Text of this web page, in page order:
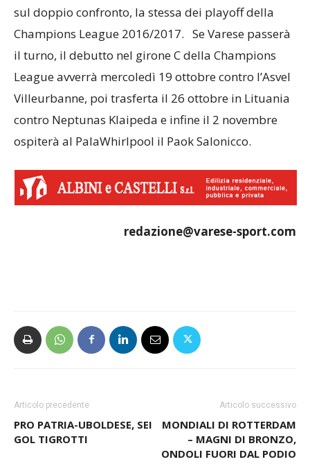
sul doppio confronto, la stessa dei playoff della
Champions League 2016/2017. Se Varese passerà
il turno, il debutto nel girone C della Champions
League avverrà mercoledì 19 ottobre contro l’Asvel
Villeurbanne, poi trasferta il 26 ottobre in Lituania
contro Neptunas Klaipeda e infine il 2 novembre
ospiterà al PalaWhirlpool il Paok Salonicco.
redazione@varese-sport.com
Articolo precedente
PRO PATRIA-UBOLDESE, SEI
GOL TIGROTTI
Articolo successivo
MONDIALI DI ROTTERDAM
– MAGNI DI BRONZO,
ONDOLI FUORI DAL PODIO